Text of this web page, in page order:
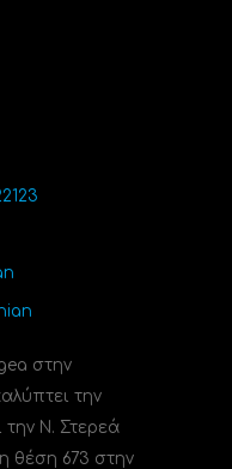
στην
την
την Ν. Στερεά
θέση 673 στην